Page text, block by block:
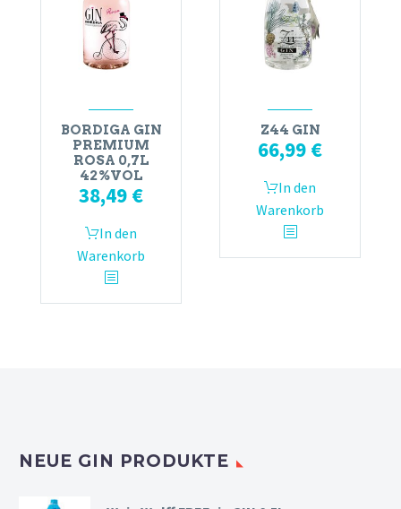
BORDIGA GIN
PREMIUM
ROSA 0,7L
42%VOL
38,49 €
In den
Warenkorb
Z44 GIN
66,99 €
In den
Warenkorb
NEUE GIN PRODUKTE